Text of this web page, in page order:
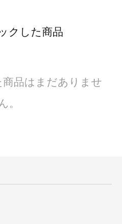
クした商品
品はまだありませ
ん。